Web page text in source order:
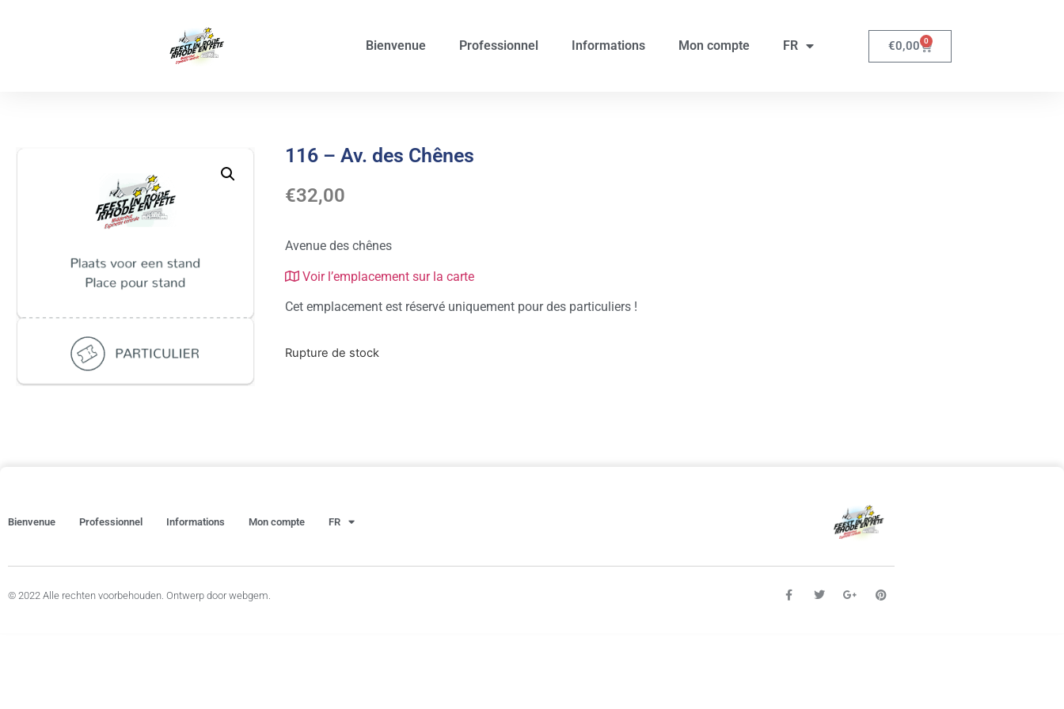
Bienvenue Professionnel Informations Mon compte FR €0,00 0
116 – Av. des Chênes
€32,00
Avenue des chênes
Voir l’emplacement sur la carte
Cet emplacement est réservé uniquement pour des particuliers !
Rupture de stock
Bienvenue Professionnel Informations Mon compte FR
© 2022 Alle rechten voorbehouden. Ontwerp door webgem.